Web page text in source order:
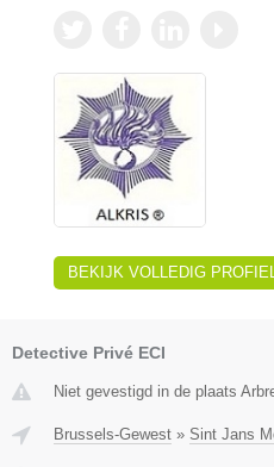
BEKIJK VOLLEDIG PROFIEL
Detective Privé ECI
Niet gevestigd in de plaats
Brussels-Gewest » Sint Jans